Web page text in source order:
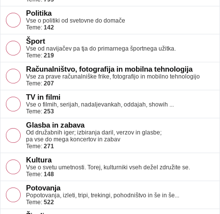
Politika
Vse o politiki od svetovne do domače
Teme: 142
Šport
Vse od navijačev pa tja do primarnega športnega užitka.
Teme: 219
Računalništvo, fotografija in mobilna tehnologija
Vse za prave računalniške frike, fotografijo in mobilno tehnologijo
Teme: 207
TV in filmi
Vse o filmih, serijah, nadaljevankah, oddajah, showih ...
Teme: 253
Glasba in zabava
Od družabnih iger; izbiranja daril, verzov in glasbe;
pa vse do mega koncertov in zabav
Teme: 271
Kultura
Vse o svetu umetnosti. Torej, kulturniki vseh dežel združite se.
Teme: 148
Potovanja
Popotovanja, izleti, tripi, trekingi, pohodništvo in še in še...
Teme: 522